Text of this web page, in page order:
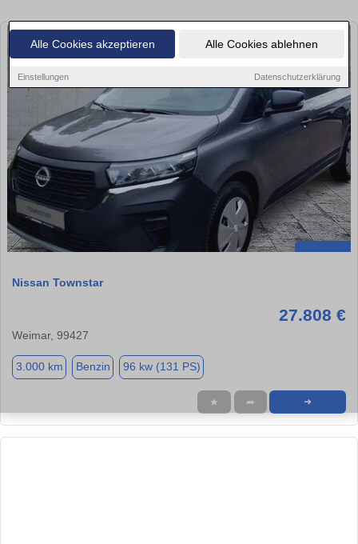
Alle Cookies akzeptieren Alle Cookies ablehnen
Einstellungen Datenschutzerklärung
Nissan Townstar
27.808 €
Weimar, 99427
3.000 km Benzin 96 kw (131 PS)
★ ➦ ➜